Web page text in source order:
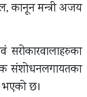
कानून मन्त्री अजय
संशोधनलगायतका
भएको छ।